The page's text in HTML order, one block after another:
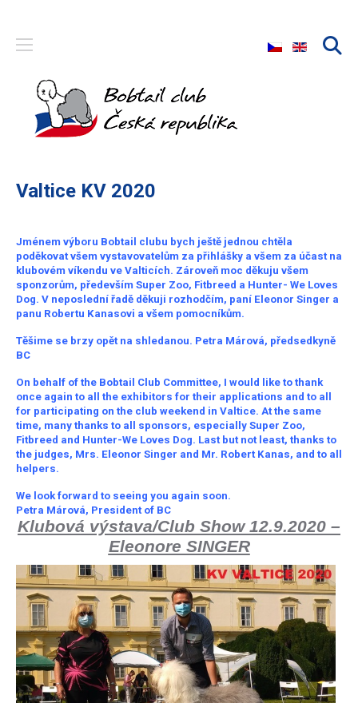
Zvolte jazyk
Valtice KV 2020
Jménem výboru Bobtail clubu bych ještě jednou chtěla
poděkovat všem vystavovatelům za přihlášky a všem za účast na
klubovém víkendu ve Valticích. Zároveň moc děkuju všem
sponzorům, především Super Zoo, Fitbreed a Hunter- We Loves
Dog. V neposlední řadě děkuji rozhodčím, paní Eleonor Singer a
panu Robertu Kanasovi a všem pomocníkům.
Těšime se brzy opět na shledanou. Petra Márová, předsedkyně
BC
On behalf of the Bobtail Club Committee, I would like to thank
once again to all the exhibitors for their applications and to all
for participating on the club weekend in Valtice. At the same
time, many thanks to all sponsors, especially Super Zoo,
Fitbreed and Hunter-We Loves Dog. Last but not least, thanks to
the judges, Mrs. Eleonor Singer and Mr. Robert Kanas, and to all
helpers.
We look forward to seeing you again soon.
Petra Márová, President of BC
Klubová výstava/Club Show 12.9.2020 –
Eleonore SINGER